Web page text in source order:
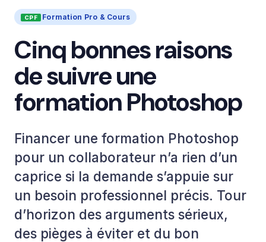
Formation Pro & Cours
Cinq bonnes raisons
de suivre une
formation Photoshop
Financer une formation Photoshop
pour un collaborateur n’a rien d’un
caprice si la demande s’appuie sur
un besoin professionnel précis. Tour
d’horizon des arguments sérieux,
des pièges à éviter et du bon